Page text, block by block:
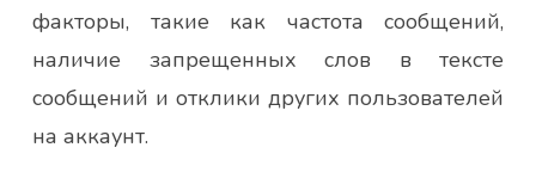
факторы, такие как частота сообщений,
наличие запрещенных слов в тексте
сообщений и отклики других пользователей
на аккаунт.